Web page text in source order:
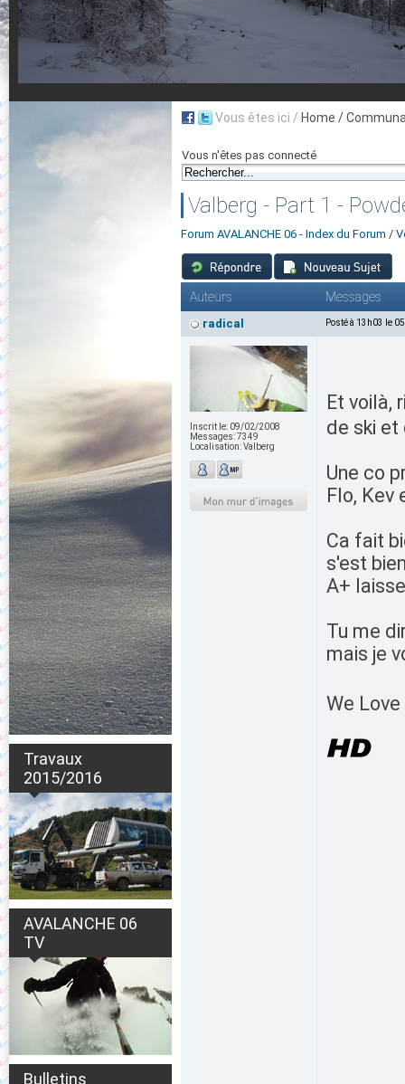
Travaux
2015/2016
AVALANCHE 06
TV
Bulletins
Vous êtes ici / Home /
Vous n'êtes pas connecté
Valberg - Part 1 -
Forum AVALANCHE 06 - Index du Forum /
Auteurs Messages
radical Posté à 13h03 le
Inscrit le: 09/02/2008
Messages:7349
Localisation:Valberg
Et voilà,
de ski
Une co
Flo, Kev
Ca fait
s'est
A+
Tu me
mais je
We